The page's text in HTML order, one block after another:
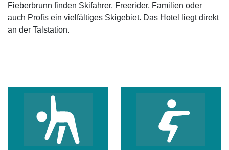
Fieberbrunn finden Skifahrer, Freerider, Familien oder
auch Profis ein vielfältiges Skigebiet. Das Hotel liegt direkt
an der Talstation.